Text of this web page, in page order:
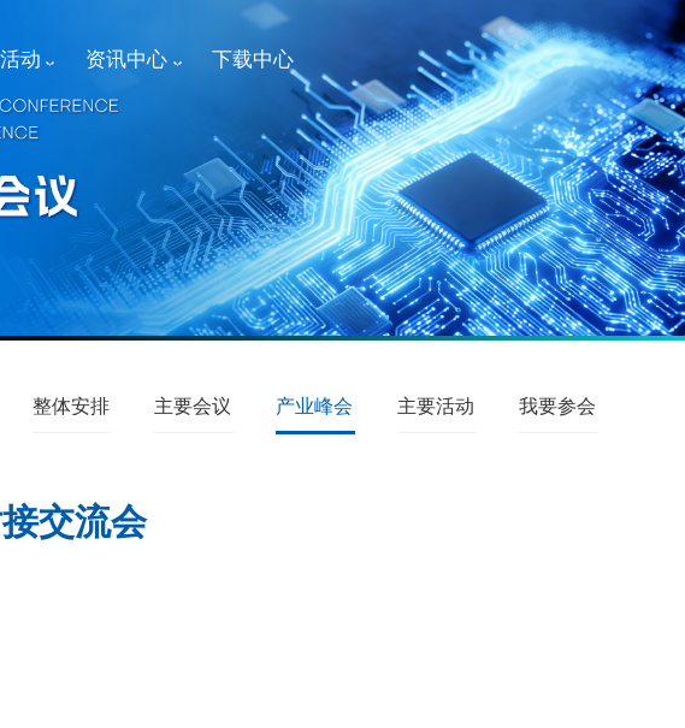
动 资讯中心 下载中心
整体安排 主要会议 产业峰会 主要活动 我要参会
交流会